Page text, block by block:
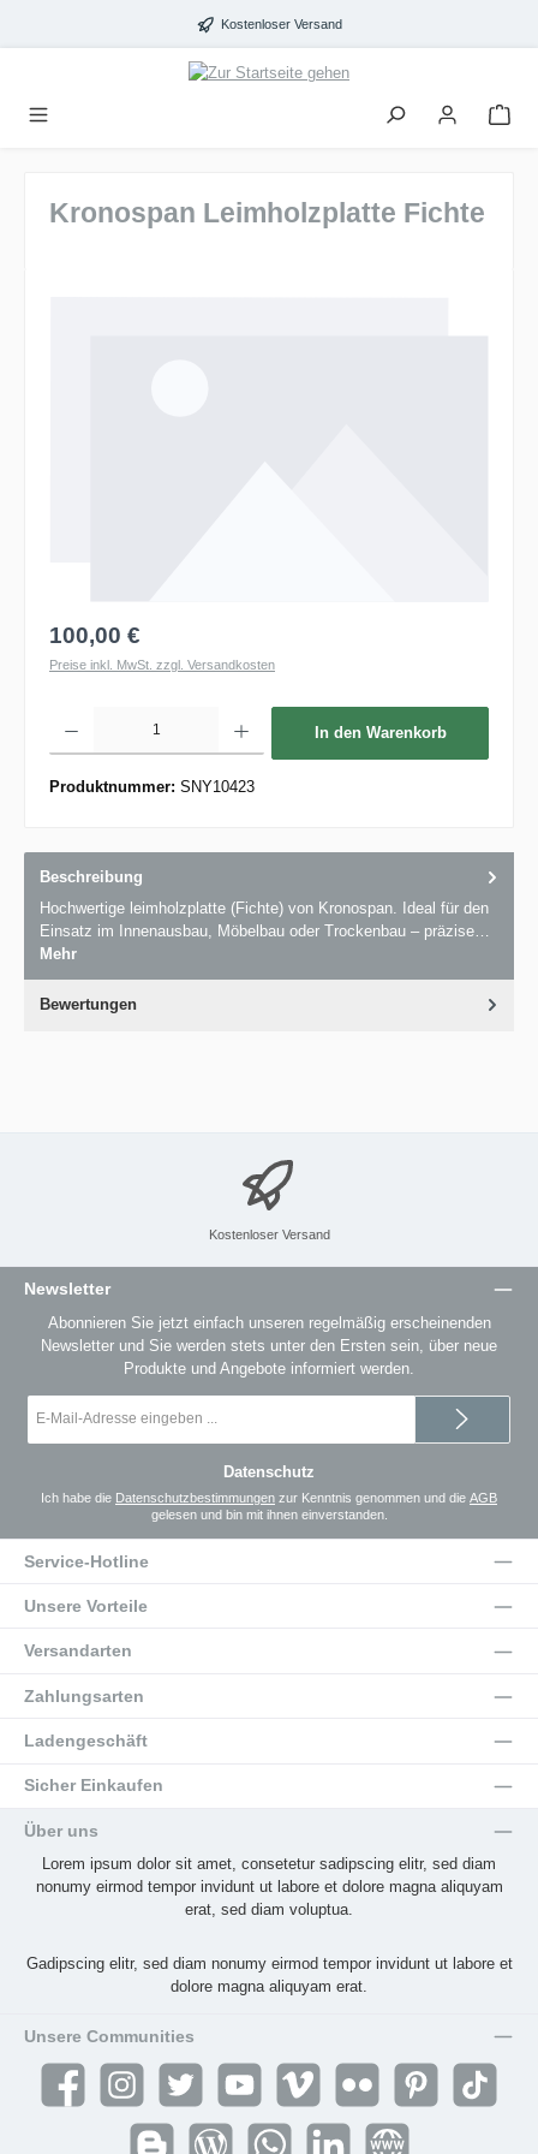
Kostenloser Versand
Kronospan Leimholzplatte Fichte
100,00 €
Preise inkl. MwSt. zzgl. Versandkosten
In den Warenkorb
Produktnummer: SNY10423
Beschreibung
Hochwertige leimholzplatte (Fichte) von Kronospan. Ideal für den
Einsatz im Innenausbau, Möbelbau oder Trockenbau – präzise…
Mehr
Bewertungen
Kostenloser Versand
Newsletter
Abonnieren Sie jetzt einfach unseren regelmäßig erscheinenden
Newsletter und Sie werden stets unter den Ersten sein, über neue
Produkte und Angebote informiert werden.
Mail-
Datenschutz
Ich habe die Datenschutzbestimmungen zur Kenntnis genommen und die AGB
gelesen und bin mit ihnen einverstanden.
Service-Hotline
Unsere Vorteile
Versandarten
Zahlungsarten
Ladengeschäft
Sicher Einkaufen
Über uns
Lorem ipsum dolor sit amet, consetetur sadipscing elitr, sed diam
nonumy eirmod tempor invidunt ut labore et dolore magna aliquyam
erat, sed diam voluptua.
Gadipscing elitr, sed diam nonumy eirmod tempor invidunt ut labore et
dolore magna aliquyam erat.
Unsere Communities
Facebook Instagram Twitter YouTube Vimeo Flickr Pinterest TikTok